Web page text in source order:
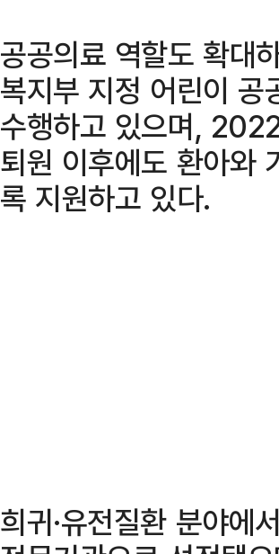
공공의료 역할도 확대
복지부 지정 어린이 공
수행하고 있으며,
퇴원 이후에도 환아와
록 지원하고 있다.
희귀·유전질환 분야에